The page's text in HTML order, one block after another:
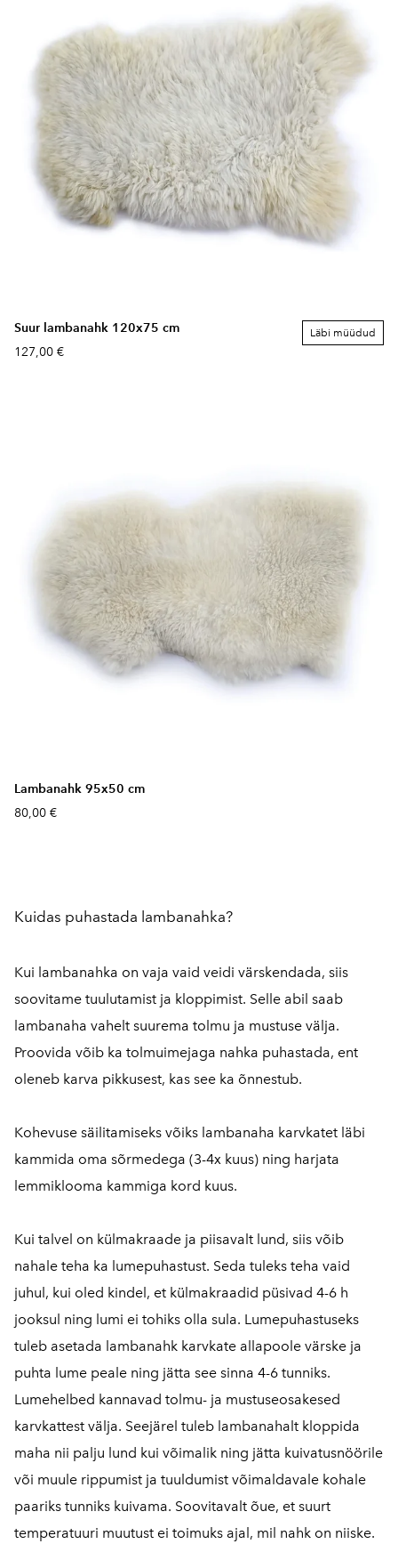
Suur lambanahk 120x75 cm
127,00 €
Läbi müüdud
Lambanahk 95x50 cm
80,00 €
Kuidas puhastada lambanahka?
Kui lambanahka on vaja vaid veidi värskendada, siis
soovitame tuulutamist ja kloppimist. Selle abil saab
lambanaha vahelt suurema tolmu ja mustuse välja.
Proovida võib ka tolmuimejaga nahka puhastada, ent
oleneb karva pikkusest, kas see ka õnnestub.
Kohevuse säilitamiseks võiks lambanaha karvkatet läbi
kammida oma sõrmedega (3-4x kuus) ning harjata
lemmiklooma kammiga kord kuus.
Kui talvel on külmakraade ja piisavalt lund, siis võib
nahale teha ka lumepuhastust. Seda tuleks teha vaid
juhul, kui oled kindel, et külmakraadid püsivad 4-6 h
jooksul ning lumi ei tohiks olla sula. Lumepuhastuseks
tuleb asetada lambanahk karvkate allapoole värske ja
puhta lume peale ning jätta see sinna 4-6 tunniks.
Lumehelbed kannavad tolmu- ja mustuseosakesed
karvkattest välja. Seejärel tuleb lambanahalt kloppida
maha nii palju lund kui võimalik ning jätta kuivatusnöörile
või muule rippumist ja tuuldumist võimaldavale kohale
paariks tunniks kuivama. Soovitavalt õue, et suurt
temperatuuri muutust ei toimuks ajal, mil nahk on niiske.